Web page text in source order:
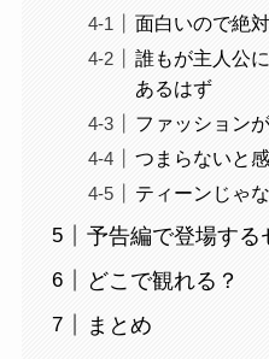
面白いので絶
誰もが主人公
あるはず
ファッション
つまらないと
ティーンじゃ
予告編で登場する
どこで観れる？
まとめ